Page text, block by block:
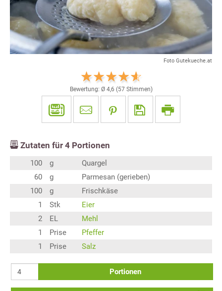
Foto Gutekueche.at
Bewertung: Ø 4,6 (57Stimmen)
Zutaten für 4 Portionen
100 g
Quargel
60
g
Parmesan (gerieben)
100
g
Frischkäse
1
Stk
Eier
2
EL
Mehl
1
Prise
Pfeffer
1
Prise Salz
Portionen